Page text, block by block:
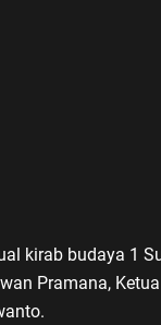
kirab budaya 1
Pramana,